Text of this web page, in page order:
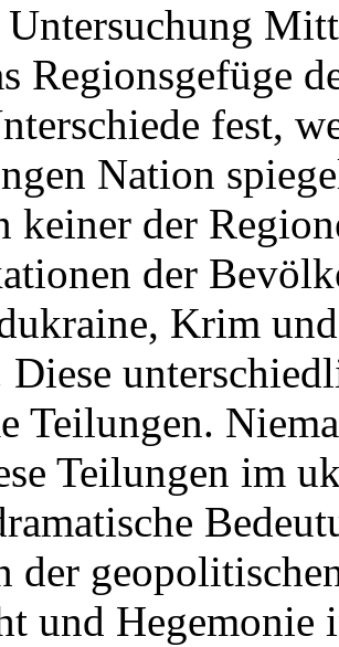
Regionsgefüge
fest,
Nation
keiner der
der
Krim
Teilungen.
Teilungen im
der
und Hegemonie